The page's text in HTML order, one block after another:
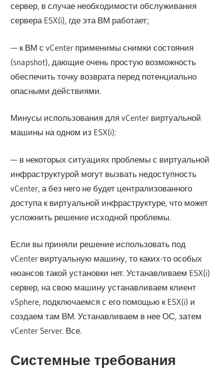
сервер, в случае необходимости обслуживания
сервера ESX(i), где эта ВМ работает;
— к ВМ с vCenter применимы снимки состояния
(snapshot), дающие очень простую возможность
обеспечить точку возврата перед потенциально
опасными действиями.
Минусы использования для vCenter виртуальной
машины на одном из ESX(i):
— в некоторых ситуациях проблемы с виртуальной
инфраструктурой могут вызвать недоступность
vCenter, а без него не будет централизованного
доступа к виртуальной инфраструктуре, что может
усложнить решение исходной проблемы.
Если вы приняли решение использовать под
vCenter виртуальную машину, то каких-то особых
нюансов такой установки нет. Устанавливаем ESX(i)
сервер, на свою машину устанавливаем клиент
vSphere, подключаемся с его помощью к ESX(i) и
создаем там ВМ. Устанавливаем в нее ОС, затем
vCenter Server. Все.
Системные требования